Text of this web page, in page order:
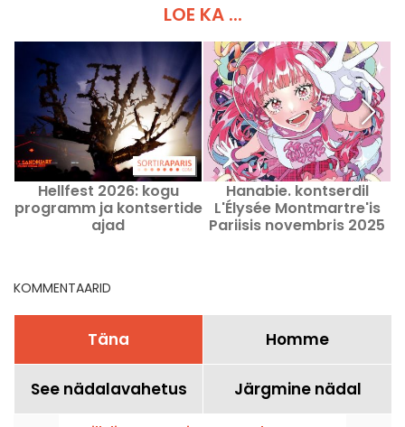
LOE KA ...
Hellfest 2026: kogu
programm ja kontsertide
ajad
Hanabie. kontserdil
L'Élysée Montmartre'is
Pariisis novembris 2025
KOMMENTAARID
Täna Homme
See nädalavahetus Järgmine nädal